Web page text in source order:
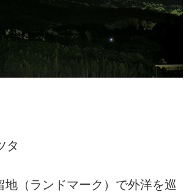
タ
（ランドマーク）で外洋を巡